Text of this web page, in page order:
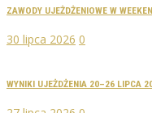
ZAWODY UJEŻDŻENIOWE W
30 lipca 2026 0
WYNIKI UJEŻDŻENIA 20–26 LIPCA